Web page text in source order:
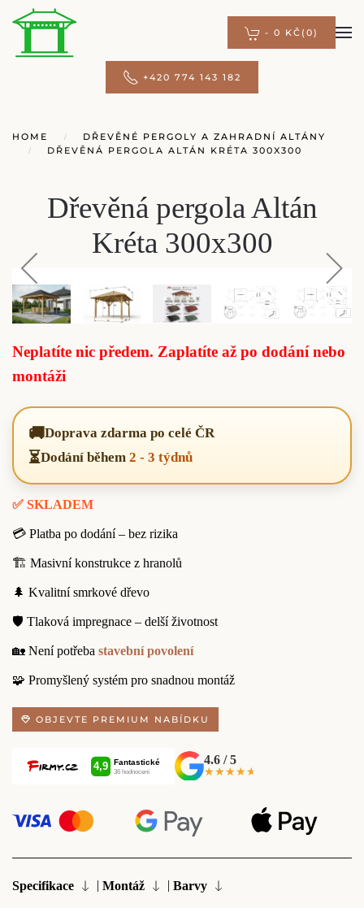
- 0 KČ (0)
+420 774 143 182
HOME
DŘEVĚNÉ PERGOLY A ZAHRADNÍ ALTÁNY
DŘEVĚNÁ PERGOLA ALTÁN KRÉTA 300X300
Dřevěná pergola Altán
Kréta 300x300
Neplatíte nic předem. Zaplatíte až po dodání nebo
montáži
🚚Doprava zdarma po celé ČR
⏳Dodání během 2 - 3 týdnů
✅ SKLADEM
💳 Platba po dodání – bez rizika
🏗️ Masivní konstrukce z hranolů
🌲 Kvalitní smrkové dřevo
🛡️ Tlaková impregnace – delší životnost
🏡 Není potřeba stavební povolení
🧩 Promyšlený systém pro snadnou montáž
OBJEVTE PREMIUM NABÍDKU
4.6 / 5
★★★★★
★★★★★
Specifikace | Montáž | Barvy